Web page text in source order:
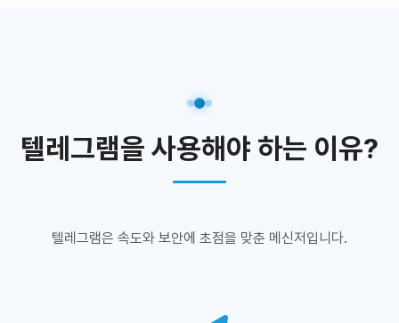
텔레그램을 사용해야 하는 이유?
텔레그램은 속도와 보안에 초점을 맞춘 메신저입니다.